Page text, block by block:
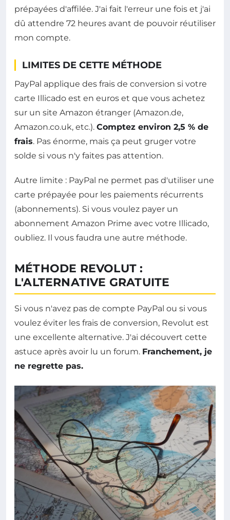
prépayées d'affilée. J'ai fait l'erreur une fois et j'ai
dû attendre 72 heures avant de pouvoir réutiliser
mon compte.
LIMITES DE CETTE MÉTHODE
PayPal applique des frais de conversion si votre
carte Illicado est en euros et que vous achetez
sur un site Amazon étranger (Amazon.de,
Amazon.co.uk, etc.). Comptez environ 2,5 % de
frais. Pas énorme, mais ça peut gruger votre
solde si vous n'y faites pas attention.
Autre limite : PayPal ne permet pas d'utiliser une
carte prépayée pour les paiements récurrents
(abonnements). Si vous voulez payer un
abonnement Amazon Prime avec votre Illicado,
oubliez. Il vous faudra une autre méthode.
MÉTHODE REVOLUT :
L'ALTERNATIVE GRATUITE
Si vous n'avez pas de compte PayPal ou si vous
voulez éviter les frais de conversion, Revolut est
une excellente alternative. J'ai découvert cette
astuce après avoir lu un forum. Franchement, je
ne regrette pas.